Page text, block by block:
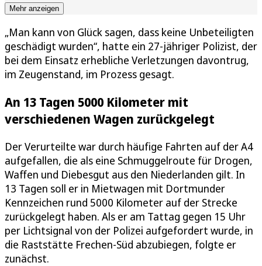
Mehr anzeigen
„Man kann von Glück sagen, dass keine Unbeteiligten
geschädigt wurden“, hatte ein 27-jähriger Polizist, der
bei dem Einsatz erhebliche Verletzungen davontrug,
im Zeugenstand, im Prozess gesagt.
An 13 Tagen 5000 Kilometer mit
verschiedenen Wagen zurückgelegt
Der Verurteilte war durch häufige Fahrten auf der A4
aufgefallen, die als eine Schmuggelroute für Drogen,
Waffen und Diebesgut aus den Niederlanden gilt. In
13 Tagen soll er in Mietwagen mit Dortmunder
Kennzeichen rund 5000 Kilometer auf der Strecke
zurückgelegt haben. Als er am Tattag gegen 15 Uhr
per Lichtsignal von der Polizei aufgefordert wurde, in
die Raststätte Frechen-Süd abzubiegen, folgte er
zunächst.